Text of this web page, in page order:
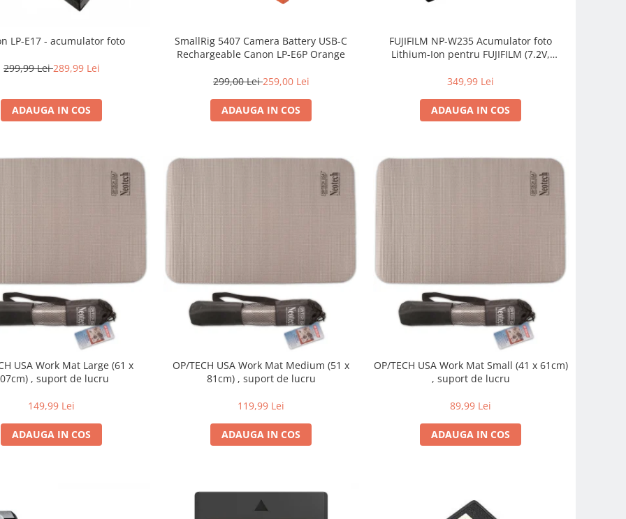
LP-E17 - acumulator foto
299,99 Lei289,99 Lei
ADAUGA IN COS
SmallRig 5407 Camera Battery USB-C
Rechargeable Canon LP-E6P Orange
299,00 Lei259,00 Lei
ADAUGA IN COS
FUJIFILM NP-W235 Acumulator foto
Lithium-Ion pentru FUJIFILM (7.2V,
349,99 Lei
ADAUGA IN COS
USA Work Mat Large (61 x
, suport de lucru
149,99 Lei
ADAUGA IN COS
OP/TECH USA Work Mat Medium (51 x
81cm) , suport de lucru
119,99 Lei
ADAUGA IN COS
OP/TECH USA Work Mat Small (41 x 61cm)
, suport de lucru
89,99 Lei
ADAUGA IN COS